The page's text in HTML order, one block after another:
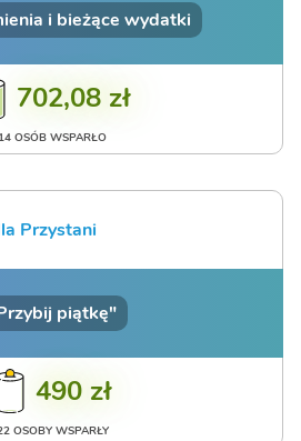
i bieżące wydatki
702,08 zł
14 OSÓB WSPARŁO
Przystani
piątkę"
490 zł
OSOBY WSPARŁY